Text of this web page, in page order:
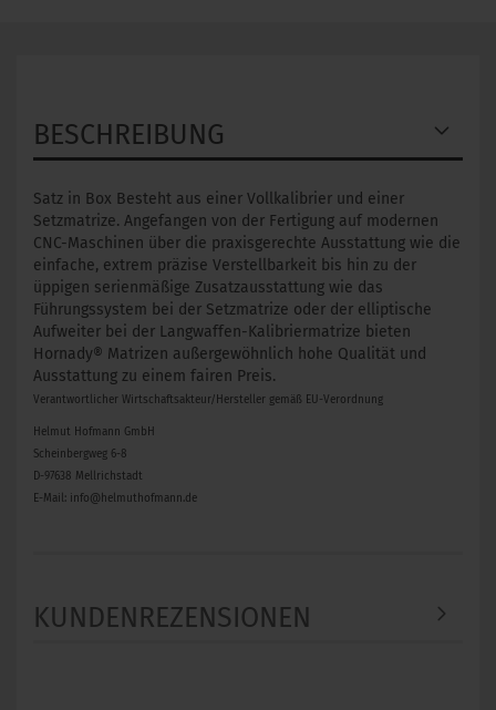
BESCHREIBUNG
Satz in Box Besteht aus einer Vollkalibrier und einer
Setzmatrize. Angefangen von der Fertigung auf modernen
CNC-Maschinen über die praxisgerechte Ausstattung wie die
einfache, extrem präzise Verstellbarkeit bis hin zu der
üppigen serienmäßige Zusatzausstattung wie das
Führungssystem bei der Setzmatrize oder der elliptische
Aufweiter bei der Langwaffen-Kalibriermatrize bieten
Hornady® Matrizen außergewöhnlich hohe Qualität und
Ausstattung zu einem fairen Preis.
Verantwortlicher Wirtschaftsakteur/Hersteller gemäß EU-Verordnung
Helmut Hofmann GmbH
Scheinbergweg 6-8
D-97638 Mellrichstadt
E-Mail: info@helmuthofmann.de
KUNDENREZENSIONEN